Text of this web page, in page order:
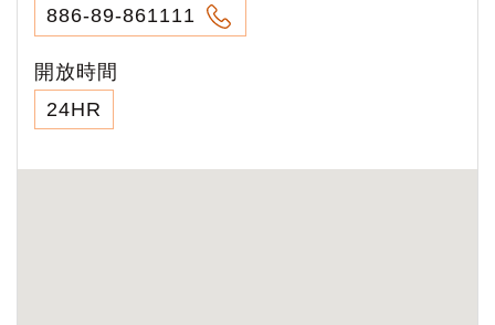
886-89-861111
開放時間
24HR